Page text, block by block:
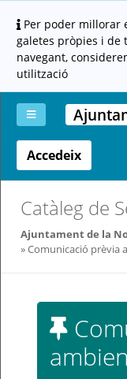
Per poder millorar
galetes pròpies i de
navegant,
utilització
La
meva
carpeta
Aportar
documentació
Carpeta
ciutadana
(altres
administracions)
Altres
Ajuda
Accedeix
Catàleg de
Ajuntament de la
Comunicació prèvia